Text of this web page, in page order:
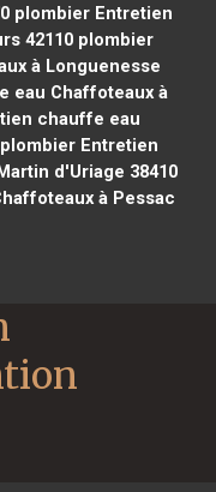
plombier Entretien
42110plombier
à Longuenesse
eau Chaffoteaux à
chauffe eau
plombier Entretien
d'Uriage 38410
à Pessac